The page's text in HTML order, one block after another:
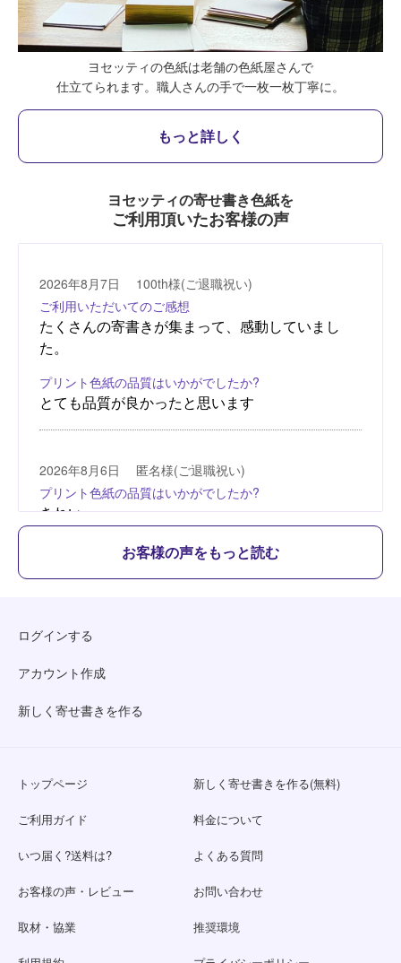
ヨセッティの色紙は老舗の色紙屋さんで
仕立てられます。 職人さんの手で一枚一枚丁寧に。
もっと詳しく
ヨセッティの寄せ書き色紙を
ご利用頂いたお客様の声
お客様の声をもっと読む
ログインする
アカウント作成
新しく寄せ書きを作る
トップページ 新しく寄せ書きを作る(無料)
ご利用ガイド 料金について
いつ届く?送料は? よくある質問
お客様の声・レビュー お問い合わせ
取材・協業 推奨環境